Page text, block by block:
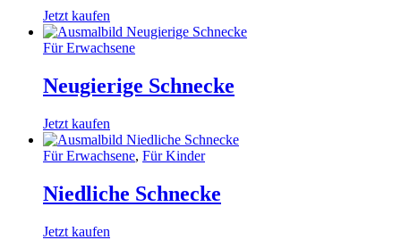
Jetzt kaufen
Für Erwachsene
Neugierige Schnecke
Jetzt kaufen
Für Erwachsene, Für Kinder
Niedliche Schnecke
Jetzt kaufen